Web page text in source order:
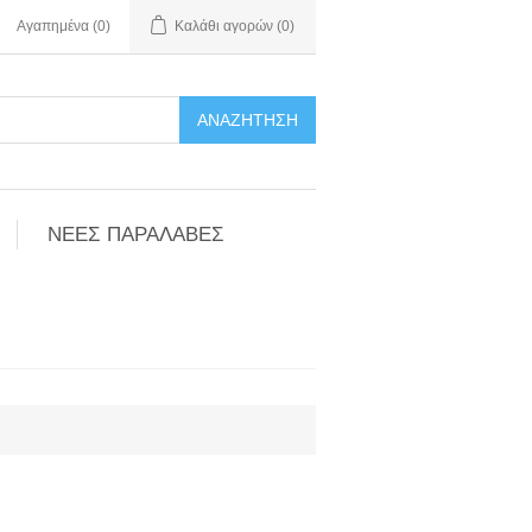
Αγαπημένα (0) Καλάθι αγορών (0)
ΑΝΑΖΉΤΗΣΗ
ΝΕΕΣ ΠΑΡΑΛΑΒΕΣ